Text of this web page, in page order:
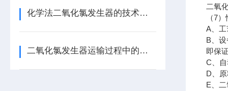
化学法二氧化氯发生器的技术要求
二氧化氯发生器运输过程中的注意事项
二氧
（7）
A 、
B 、
即保
C 、
D 、
E 、